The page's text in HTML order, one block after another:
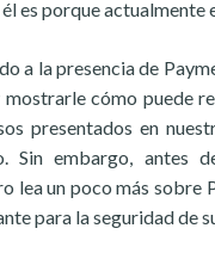
es porque
a la presencia de
cómo puede
presentados en
Sin embargo, antes
lea un poco más
para la seguridad de